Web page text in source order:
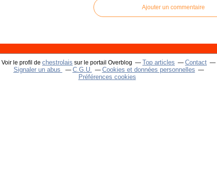
Ajouter un commentaire
Voir le profil de chestrolais sur le portail Overblog Top articles
Contact
Signaler un abus
C.G.U.
Cookies et données personnelles
Préférences cookies